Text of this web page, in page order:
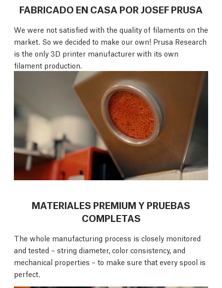
FABRICADO EN CASA POR JOSEF PRUSA
We were not satisfied with the quality of filaments on the
market. So we decided to make our own! Prusa Research
is the only 3D printer manufacturer with its own
filament production.
MATERIALES PREMIUM Y PRUEBAS
COMPLETAS
The whole manufacturing process is closely monitored
and tested – string diameter, color consistency, and
mechanical properties – to make sure that every spool is
perfect.